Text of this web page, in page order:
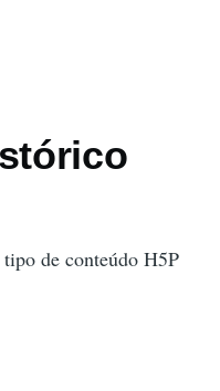
de conteúdo H5P